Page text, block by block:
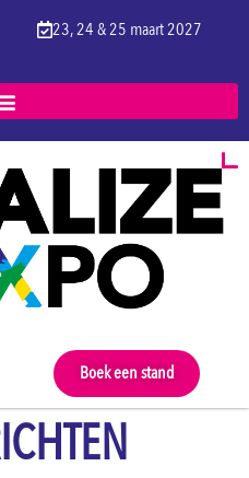
23, 24 & 25 maart 2027
Boek een stand